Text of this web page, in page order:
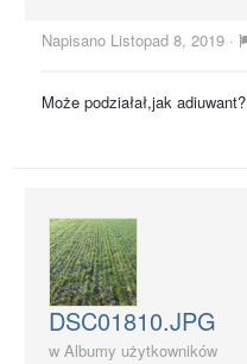
Napisano Listopad 8, 2019 ·
Może podziałał,jak adiuwant?
DSC01810.JPG
w Albumy użytkowników